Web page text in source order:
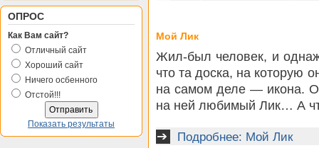
ОПРОС
Как Вам сайт?
Отличный сайт
Хороший сайт
Ничего осбенного
Отстой!!!
Показать результаты
Мой Лик
Жил-был человек, и
что та доска, на которую
на самом деле — икона.
на ней любимый Лик… А
Подробнее: Мой Лик